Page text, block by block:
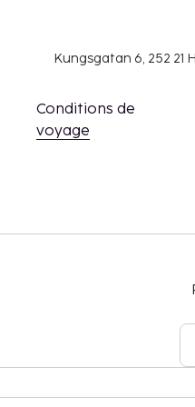
Kungsgatan 6, 252 21
Conditions de
voyage